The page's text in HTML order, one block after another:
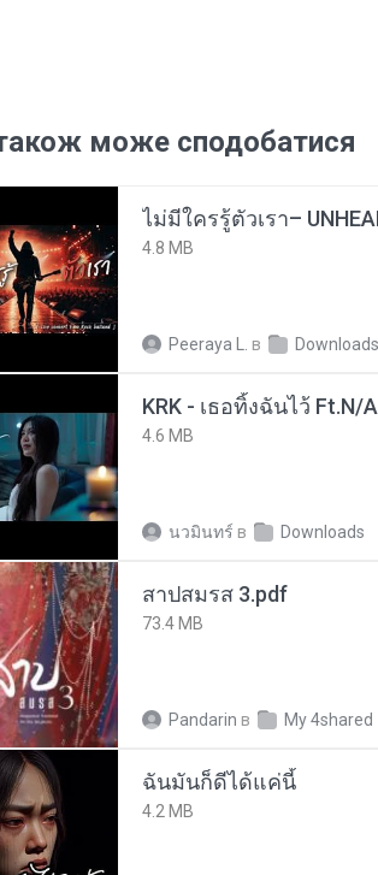
може сподобатися
4.8 MB
Peeraya L. в Downloads
KRK - เธอทิ้งฉันไว้ Ft.N/
4.6 MB
นวมินทร์ в Downloads
สาปสมรส 3.pdf
73.4 MB
Pandarin в My 4shared
ฉันมันก็ดีได้แค่นี้
4.2 MB